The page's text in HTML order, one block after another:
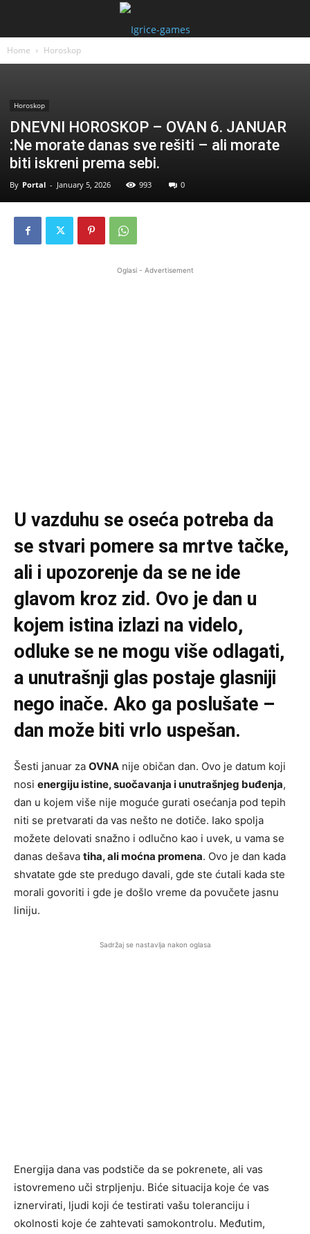
Home Horoskop
Horoskop
DNEVNI HOROSKOP – OVAN 6. JANUAR
:Ne morate danas sve rešiti – ali morate
biti iskreni prema sebi.
By Portal - January 5, 2026 993 0
Oglasi - Advertisement
U vazduhu se oseća potreba da
se stvari pomere sa mrtve tačke,
ali i upozorenje da se ne ide
glavom kroz zid. Ovo je dan u
kojem istina izlazi na videlo,
odluke se ne mogu više odlagati,
a unutrašnji glas postaje glasniji
nego inače. Ako ga poslušate –
dan može biti vrlo uspešan.
Šesti januar za OVNA nije običan dan. Ovo je datum koji
nosi energiju istine, suočavanja i unutrašnjeg buđenja,
dan u kojem više nije moguće gurati osećanja pod tepih
niti se pretvarati da vas nešto ne dotiče. Iako spolja
možete delovati snažno i odlučno kao i uvek, u vama se
danas dešava tiha, ali moćna promena. Ovo je dan kada
shvatate gde ste predugo davali, gde ste ćutali kada ste
morali govoriti i gde je došlo vreme da povučete jasnu
liniju.
Sadržaj se nastavlja nakon oglasa
Energija dana vas podstiče da se pokrenete, ali vas
istovremeno uči strpljenju. Biće situacija koje će vas
iznervirati, ljudi koji će testirati vašu toleranciju i
okolnosti koje će zahtevati samokontrolu. Međutim,